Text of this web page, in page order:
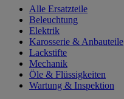
Alle Ersatzteile
Beleuchtung
Elektrik
Karosserie & Anbauteile
Lackstifte
Mechanik
Öle & Flüssigkeiten
Wartung & Inspektion